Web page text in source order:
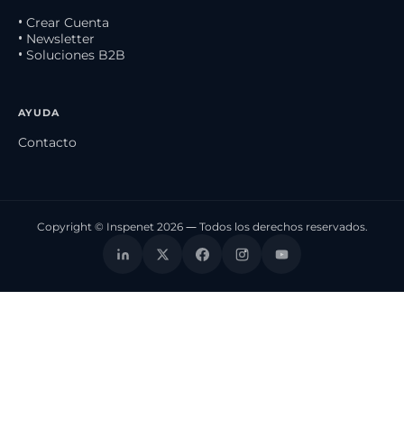
• Crear Cuenta
• Newsletter
• Soluciones B2B
AYUDA
Contacto
Copyright © Inspenet 2026 — Todos los derechos reservados.